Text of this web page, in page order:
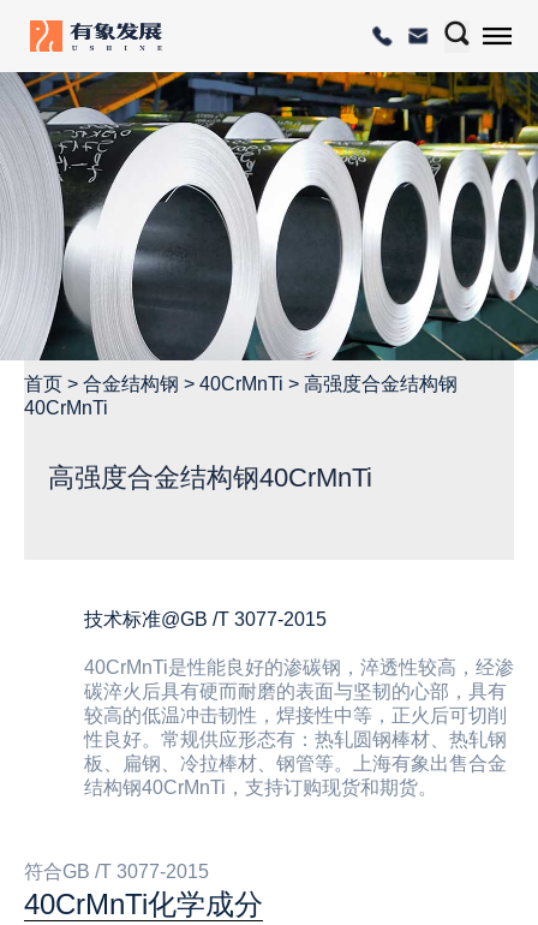
首页 > 合金结构钢 > 40CrMnTi > 高强度合金结构钢
40CrMnTi
高强度合金结构钢40CrMnTi
技术标准@GB /T 3077-2015
40CrMnTi是性能良好的渗碳钢，淬透性较高，经渗
碳淬火后具有硬而耐磨的表面与坚韧的心部，具有
较高的低温冲击韧性，焊接性中等，正火后可切削
性良好。常规供应形态有：热轧圆钢棒材、热轧钢
板、扁钢、冷拉棒材、钢管等。上海有象出售合金
结构钢40CrMnTi，支持订购现货和期货。
符合GB /T 3077-2015
40CrMnTi化学成分